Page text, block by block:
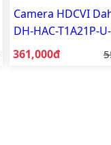
Camera HDCVI
DH-HAC-T1A21P-
- đèn trợ sáng, có
Giá bán:
361,000đ